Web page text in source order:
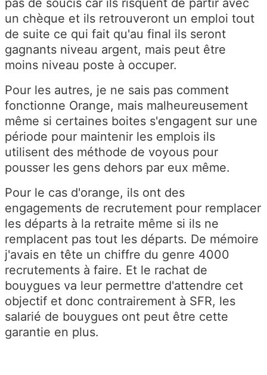
un chèque et ils retrouveront un emploi tout
de suite ce qui fait qu'au final ils seront
gagnants niveau argent, mais peut être
moins niveau poste à occuper.
Pour les autres, je ne sais pas comment
fonctionne Orange, mais malheureusement
même si certaines boites s'engagent sur une
période pour maintenir les emplois ils
utilisent des méthode de voyous pour
pousser les gens dehors par eux même.
Pour le cas d'orange, ils ont des
engagements de recrutement pour remplacer
les départs à la retraite même si ils ne
remplacent pas tout les départs. De mémoire
j'avais en tête un chiffre du genre 4000
recrutements à faire. Et le rachat de
bouygues va leur permettre d'attendre cet
objectif et donc contrairement à SFR, les
salarié de bouygues ont peut être cette
garantie en plus.